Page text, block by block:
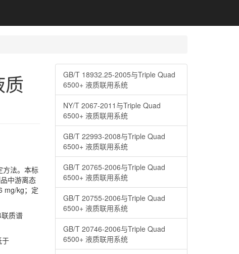
质
方法。本标
中游离态
mg/kg；定
质谱
于
GB/T 18932.25-2005与Triple Quad
6500+ 液质联用系统
NY/T 2067-2011与Triple Quad
6500+ 液质联用系统
GB/T 22993-2008与Triple Quad
6500+ 液质联用系统
GB/T 20765-2006与Triple Quad
6500+ 液质联用系统
GB/T 20755-2006与Triple Quad
6500+ 液质联用系统
GB/T 20746-2006与Triple Quad
6500+ 液质联用系统